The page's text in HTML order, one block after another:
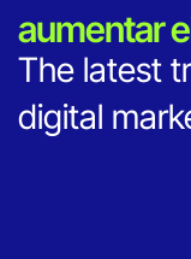
aumentar
The latest
digital